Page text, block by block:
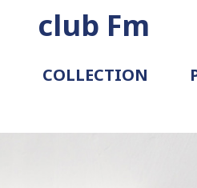
club Fm
COLLECTION